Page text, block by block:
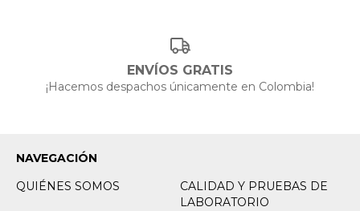
ENVÍOS GRATIS
¡Hacemos despachos únicamente en Colombia!
NAVEGACIÓN
QUIÉNES SOMOS
CALIDAD Y PRUEBAS DE
LABORATORIO